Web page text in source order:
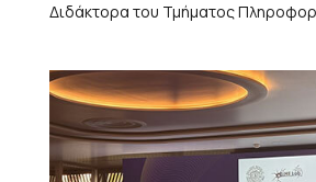
Διδάκτορα του Τμήματος